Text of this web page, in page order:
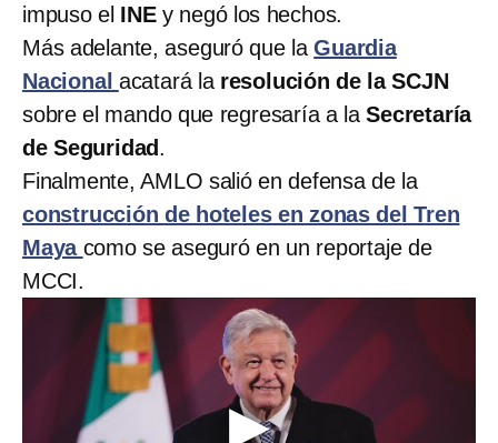
impuso el INEy negó los hechos.
Más adelante, aseguró que laGuardia
Nacional acatará la resolución de la SCJN
sobre el mando que regresaría a laSecretaría
de Seguridad .
Finalmente, AMLO salió en defensa de la
construcción de hoteles en zonas del Tren
Maya como se aseguró en un reportaje de
MCCI.